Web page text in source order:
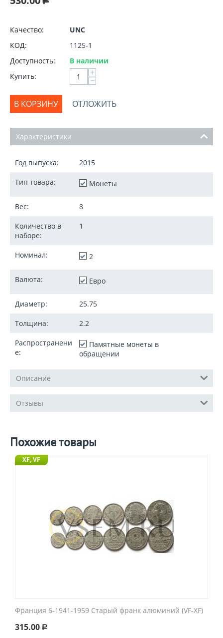
Качество:
UNC
КОД:
1125-1
Доступность:
В наличии
Купить:
+
−
В КОРЗИНУ ОТЛОЖИТЬ
Характеристики
Год выпуска: 2015
Тип товара: Монеты
Вес: 8
Количество в
наборе:
1
Номинал: 2
Валюта: Евро
Диаметр: 25.75
Толщина: 2.2
Распространени
е:
Памятные монеты в
обращении
Описание
Отзывы
Похожие товары
XF, VF
Франция 6-1941-1959 Старый франк алюминий (VF-XF)
315.00 Р